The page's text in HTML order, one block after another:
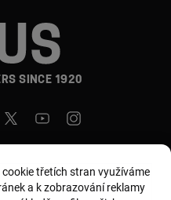
SINCE 1920
Republic / Euro
třetích stran využíváme
a k zobrazování reklamy